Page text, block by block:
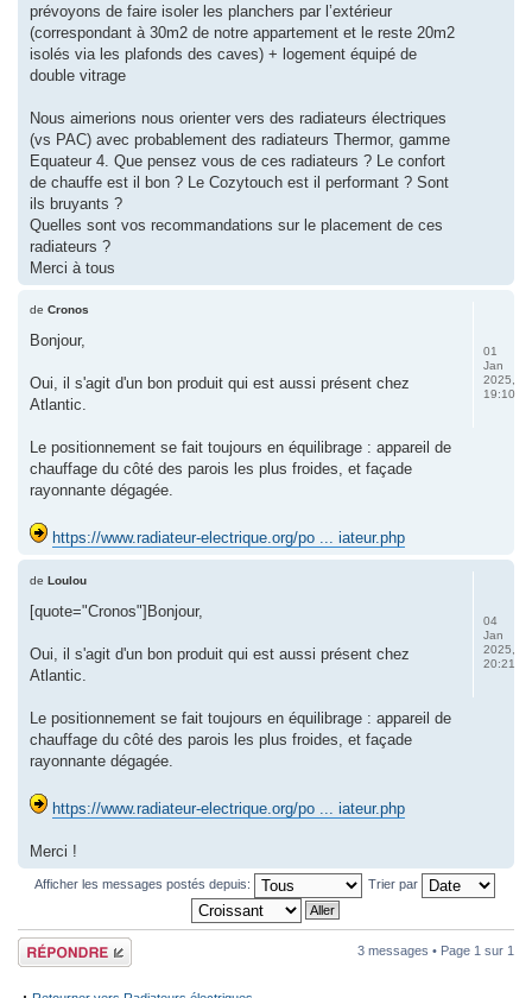
prévoyons de faire isoler les planchers par l’extérieur
(correspondant à 30m2 de notre appartement et le reste 20m2
isolés via les plafonds des caves) + logement équipé de
double vitrage
Nous aimerions nous orienter vers des radiateurs électriques
(vs PAC) avec probablement des radiateurs Thermor, gamme
Equateur 4. Que pensez vous de ces radiateurs ? Le confort
de chauffe est il bon ? Le Cozytouch est il performant ? Sont
ils bruyants ?
Quelles sont vos recommandations sur le placement de ces
radiateurs ?
Merci à tous
de Cronos
Bonjour,
Oui, il s'agit d'un bon produit qui est aussi présent chez
Atlantic.
Le positionnement se fait toujours en équilibrage : appareil de
chauffage du côté des parois les plus froides, et façade
rayonnante dégagée.
https://www.radiateur-electrique.org/po ... iateur.php
01
Jan
2025,
19:10
de Loulou
[quote="Cronos"]Bonjour,
Oui, il s'agit d'un bon produit qui est aussi présent chez
Atlantic.
Le positionnement se fait toujours en équilibrage : appareil de
chauffage du côté des parois les plus froides, et façade
rayonnante dégagée.
https://www.radiateur-electrique.org/po ... iateur.php
Merci !
04
Jan
2025,
20:21
Afficher les messages postés depuis: Trier par
Répondre 3 messages • Page 1 sur 1